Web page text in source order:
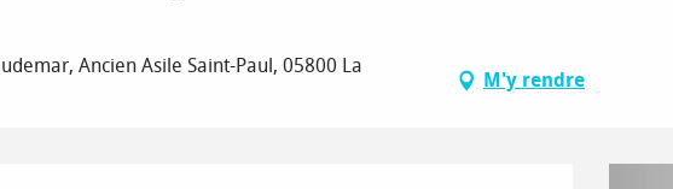
Ancien Asile Saint-Paul, 05800 La
M'y rendre